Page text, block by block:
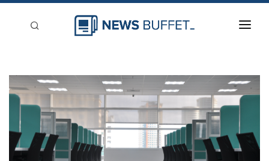
新聞稿分類
登入
刊登